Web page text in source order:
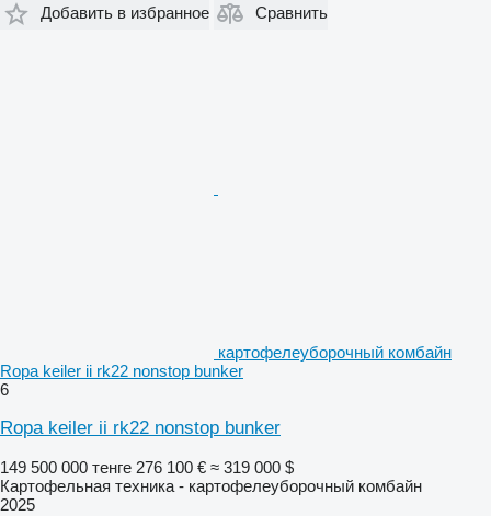
Добавить в избранное
Сравнить
картофелеуборочный комбайн
Ropa keiler ii rk22 nonstop bunker
6
Ropa keiler ii rk22 nonstop bunker
149 500 000 тенге 276 100 € ≈ 319 000 $
Картофельная техника - картофелеуборочный комбайн
2025